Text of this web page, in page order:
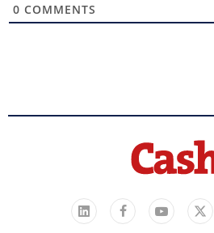
0 COMMENTS
LinkedIn
FacebookYouTube
X